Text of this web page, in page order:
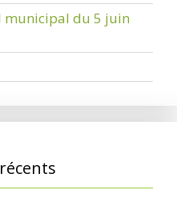
municipal du 5 juin